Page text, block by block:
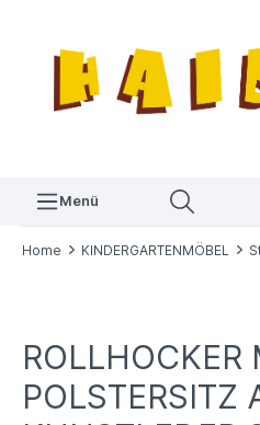
Menü
Home KINDERGARTENMÖBEL
ROLLHOCKER
POLSTERSITZ